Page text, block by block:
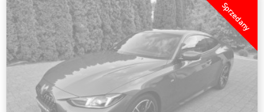
Sprzedany